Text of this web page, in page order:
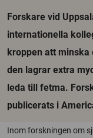
Forskare vid
internationella
kroppen att
den lagrar extra
leda till fetma.
publicerats i
Inom forskningen om